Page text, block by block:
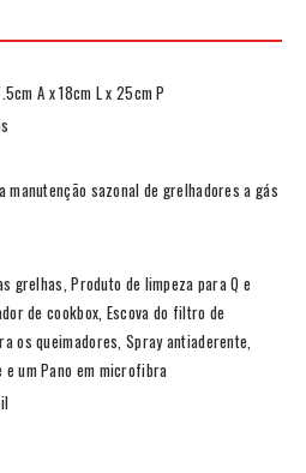
A x 18cm L x 25cm P
sazonal de grelhadores a gás
grelhas, Produto de limpeza para Q e
de cookbox, Escova do filtro de
os queimadores, Spray antiaderente,
um Pano em microfibra